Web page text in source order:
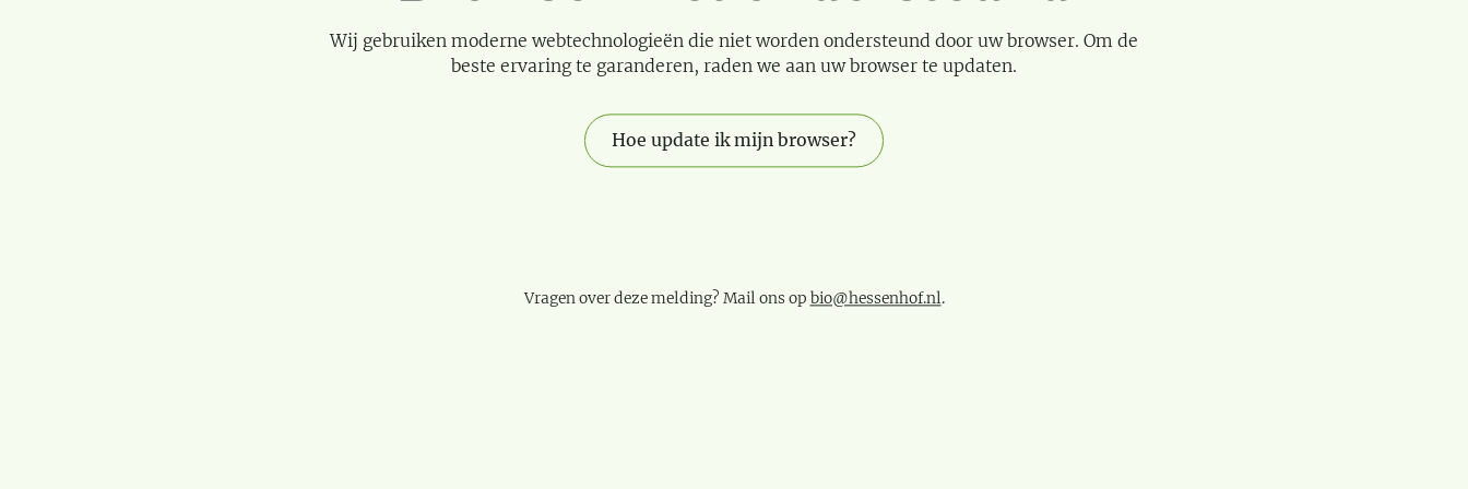
Wij gebruiken moderne webtechnologieën die niet worden ondersteund door uw browser. Om de
beste ervaring te garanderen, raden we aan uw browser te updaten.
Hoe update ik mijn browser?
Vragen over deze melding? Mail ons op bio@hessenhof.nl.